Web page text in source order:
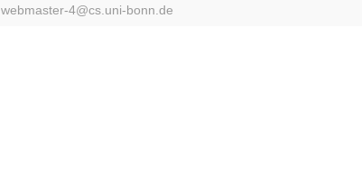
webmaster-4@cs.uni-bonn.de